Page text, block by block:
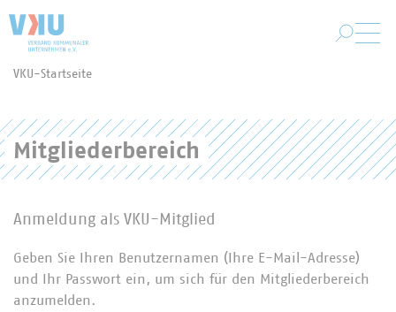
VKU-Startseite
Mitgliederbereich
Anmeldung als VKU-Mitglied
Geben Sie Ihren Benutzernamen (Ihre E-Mail-Adresse)
und Ihr Passwort ein, um sich für den Mitgliederbereich
anzumelden.